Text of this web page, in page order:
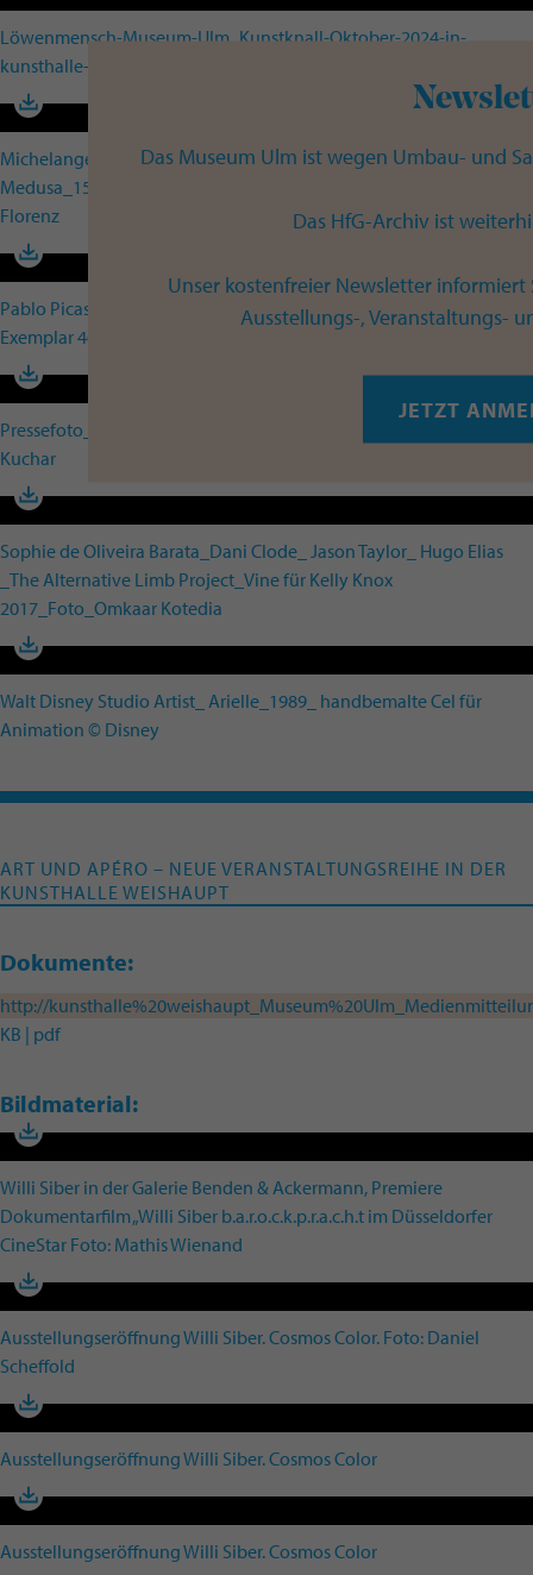
Löwenmensch-Museum-Ulm_Kunstknall-Oktober-2024-in-
kunsthalle-weishaupt_Foto_Matthias-Schmiedel
Michelangelo Merisi da Caravaggio_Das Haupt der
Medusa_1597_Öl auf Leinwand auf Holz_ © Gallerie degli Uffizi_
Florenz
Pablo Picasso_ Musizierender Faun Nr4_ 1948_ Lithographie,
Exemplar 4650_ Museum Ulm
Pressefoto_Löwenmensch (Büste)_Museum Ulm_Foto_Oleg
Kuchar
Sophie de Oliveira Barata_Dani Clode_ Jason Taylor_ Hugo Elias
_The Alternative Limb Project_Vine für Kelly Knox
2017_Foto_Omkaar Kotedia
Walt Disney Studio Artist_ Arielle_1989_ handbemalte Cel für
Animation © Disney
ART UND APÉRO – NEUE VERANSTALTUNGSREIHE IN DER
KUNSTHALLE WEISHAUPT
Dokumente:
http://
KB | pdf
Bildmaterial:
Willi Siber in der Galerie Benden & Ackermann, Premiere
Dokumentarfilm „Willi Siber b.a.r.o.c.k.p.r.a.c.h.t im Düsseldorfer
CineStar Foto: Mathis Wienand
Ausstellungseröffnung Willi Siber. Cosmos Color. Foto: Daniel
Scheffold
Ausstellungseröffnung Willi Siber. Cosmos Color
Ausstellungseröffnung Willi Siber. Cosmos Color
Das Museum Ulm ist wegen Umbau- und
Das HfG-Archiv ist
Unser kostenfreier Newsletter
Ausstellungs-, Veranstaltungs-
JETZT